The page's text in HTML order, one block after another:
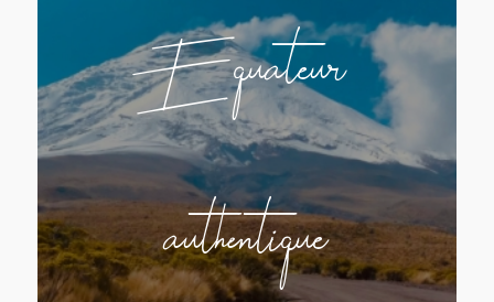
Equateur
authentique